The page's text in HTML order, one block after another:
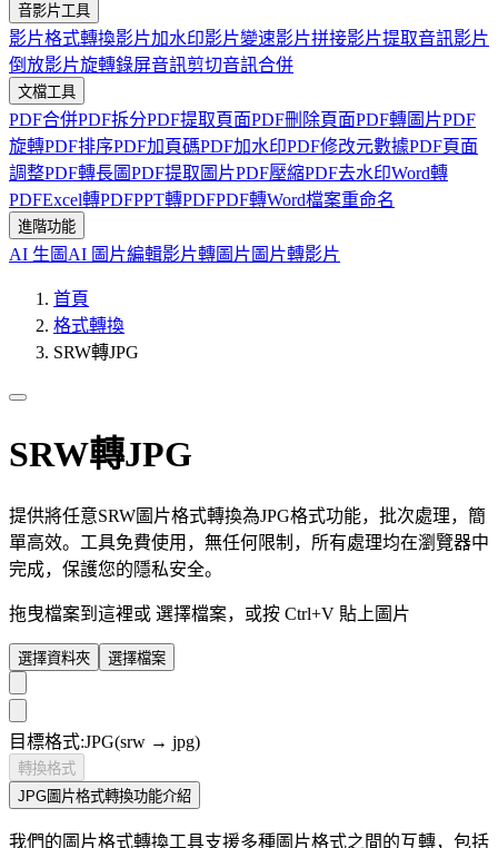
音影片工具
影片格式轉換影片加水印影片變速影片拼接影片提取音訊影片
倒放影片旋轉錄屏音訊剪切音訊合併
文檔工具
PDF合併PDF拆分PDF提取頁面PDF刪除頁面PDF轉圖片PDF
旋轉PDF排序PDF加頁碼PDF加水印PDF修改元數據PDF頁面
調整PDF轉長圖PDF提取圖片PDF壓縮PDF去水印Word轉
PDFExcel轉PDFPPT轉PDFPDF轉Word檔案重命名
進階功能
AI 生圖 AI 圖片編輯影片轉圖片 圖片轉影片
首頁
格式轉換
SRW轉JPG
SRW轉JPG
提供將任意SRW圖片格式轉換為JPG格式功能，批次處理，簡
單高效。工具免費使用，無任何限制，所有處理均在瀏覽器中
完成，保護您的隱私安全。
拖曳檔案到這裡或 選擇檔案，或按 Ctrl+V 貼上圖片
選擇資料夾 選擇檔案
目標格式:JPG(srw → jpg)
轉換格式
JPG圖片格式轉換功能介紹
我們的圖片格式轉換工具支援多種圖片格式之間的互轉，包括